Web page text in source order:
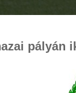
pályán